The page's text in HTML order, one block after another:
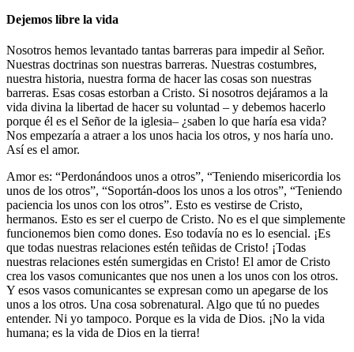
Dejemos libre la vida
Nosotros hemos levantado tantas barreras para impedir al Señor.
Nuestras doctrinas son nuestras barreras. Nuestras costumbres,
nuestra historia, nuestra forma de hacer las cosas son nuestras
barreras. Esas cosas estorban a Cristo. Si nosotros dejáramos a la
vida divina la libertad de hacer su voluntad – y debemos hacerlo
porque él es el Señor de la iglesia– ¿saben lo que haría esa vida?
Nos empezaría a atraer a los unos hacia los otros, y nos haría uno.
Así es el amor.
Amor es: “Perdonándoos unos a otros”, “Teniendo misericordia los
unos de los otros”, “Soportán-doos los unos a los otros”, “Teniendo
paciencia los unos con los otros”. Esto es vestirse de Cristo,
hermanos. Esto es ser el cuerpo de Cristo. No es el que simplemente
funcionemos bien como dones. Eso todavía no es lo esencial. ¡Es
que todas nuestras relaciones estén teñidas de Cristo! ¡Todas
nuestras relaciones estén sumergidas en Cristo! El amor de Cristo
crea los vasos comunicantes que nos unen a los unos con los otros.
Y esos vasos comunicantes se expresan como un apegarse de los
unos a los otros. Una cosa sobrenatural. Algo que tú no puedes
entender. Ni yo tampoco. Porque es la vida de Dios. ¡No la vida
humana; es la vida de Dios en la tierra!